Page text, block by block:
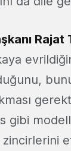
Rajat
gibi
zincirlerini